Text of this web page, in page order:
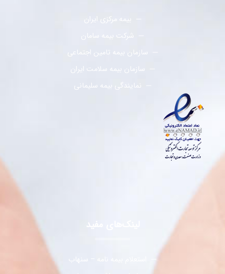
بیمه مرکزی ایران
شرکت بیمه سامان
سازمان بیمه تامین اجتماعی
سازمان بیمه سلامت ایران
نمایندگی بیمه سلیمانی
لینک‌های مفید
استعلام بیمه نامه – سنهاب